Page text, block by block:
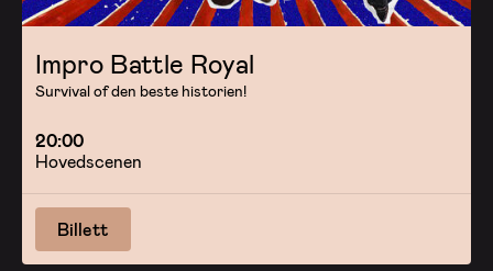
Impro Battle Royal
Survival of den beste historien!
20:00
Hovedscenen
Billett